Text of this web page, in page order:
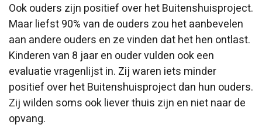
Ook ouders zijn positief over het Buitenshuisproject.
Maar liefst 90% van de ouders zou het aanbevelen
aan andere ouders en ze vinden dat het hen ontlast.
Kinderen van 8 jaar en ouder vulden ook een
evaluatie vragenlijst in. Zij waren iets minder
positief over het Buitenshuisproject dan hun ouders.
Zij wilden soms ook liever thuis zijn en niet naar de
opvang.